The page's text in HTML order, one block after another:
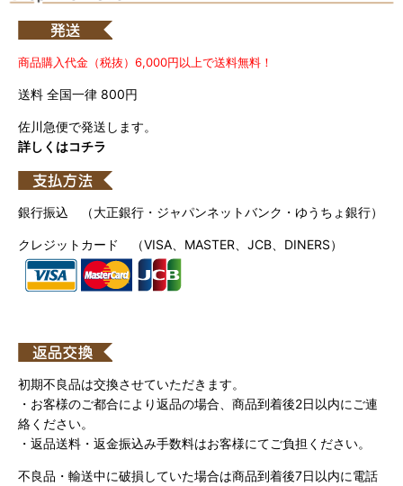
商品購入代金（税抜）6,000円以上で送料無料！
送料 全国一律 800円
佐川急便で発送します。
詳しくはコチラ
銀行振込 （大正銀行・ジャパンネットバンク・ゆうちょ銀行）
クレジットカード （VISA、MASTER、JCB、DINERS）
初期不良品は交換させていただきます。
・お客様のご都合により返品の場合、商品到着後2日以内にご連
絡ください。
・返品送料・返金振込み手数料はお客様にてご負担ください。
不良品・輸送中に破損していた場合は商品到着後7日以内に電話